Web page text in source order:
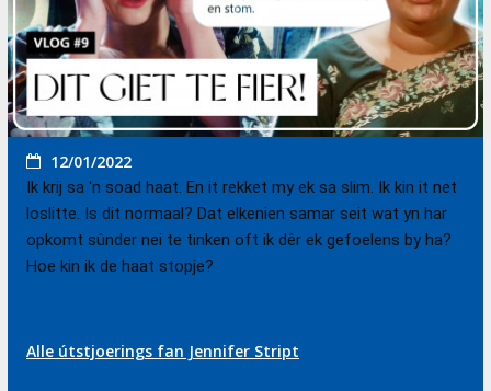
12/01/2022
Ik krij sa 'n soad haat. En it rekket my ek sa slim. Ik kin it net
loslitte. Is dit normaal? Dat elkenien samar seit wat yn har
opkomt sûnder nei te tinken oft ik dêr ek gefoelens by ha?
Hoe kin ik de haat stopje?
Alle útstjoerings fan Jennifer Stript